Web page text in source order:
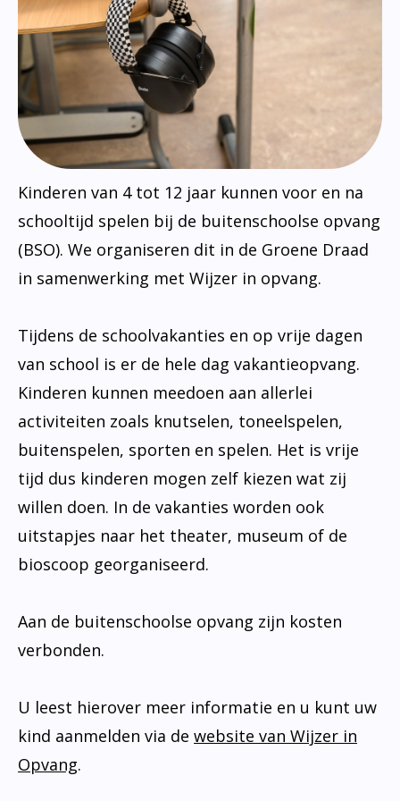
Ondersteuningsprofiel
Kinderen van 4 tot 12 jaar kunnen voor en na
schooltijd spelen bij de buitenschoolse opvang
(BSO). We organiseren dit in de Groene Draad
in samenwerking met Wijzer in opvang.
Tijdens de schoolvakanties en op vrije dagen
van school is er de hele dag vakantieopvang.
Kinderen kunnen meedoen aan allerlei
activiteiten zoals knutselen, toneelspelen,
buitenspelen, sporten en spelen. Het is vrije
tijd dus kinderen mogen zelf kiezen wat zij
willen doen. In de vakanties worden ook
uitstapjes naar het theater, museum of de
bioscoop georganiseerd.
Aan de buitenschoolse opvang zijn kosten
verbonden.
U leest hierover meer informatie en u kunt uw
kind aanmelden via de website van Wijzer in
Opvang.